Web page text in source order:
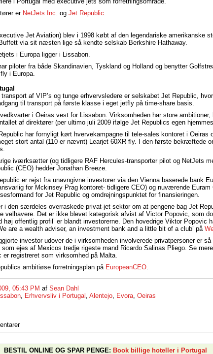
er NetJets Inc . og Jet Republic
Jet Aviation) blev i 1998 købt af den legendariske amerikanske
via sit næsten lige så kendte selskab Berkshire Hathaway.
i Europa ligger i Lissabon.
piloter fra både Skandinavien, Tyskland og Holland og benytter
i Europa.
af VIP’s og tunge erhvervsledere er selskabet Jet Republic,
til transport på første klasse i eget jetfly på time-share basis.
i Oeiras vest for Lissabon. Virksomheden har store ambitioner,
af direktører (per ultimo juli 2009 ifølge Jet Republics egen
har fornyligt kørt hvervekampagne til tele-sales kontoret i Oeiras
stort antal (110 er nævnt) Learjet 60XR fly. I den første bekræftede
iværksætter (og tidligere RAF Hercules-transporter pilot og NetJets
(CEO) hedder Jonathan Breeze.
er rejst fra unavngivne investorer via den Vienna baserede bank
for Mckinsey Prag kontoret- tidligere CEO) og nuværende Euram
for Jet Republic og omdrejningspunktet for finansieringen.
i den særdeles overraskede privat-jet sektor om at pengene bag Jet
velhavere. Det er ikke blevet kategorisk afvist af Victor Popovic, som
høj offentlig profil’ er blandt investorerne. Den hovedrige Viktor Popovic
are a wealth adviser, an investment bank and a little bit of a club’ på
investor udover de i virksomheden involverede privatpersoner er
ejes af Mexicos tredje rigeste mand Ricardo Salinas Pliego. Se
er registreret som virksomhed på Malta.
ambitiøse forretningsplan på EuropeanCEO
05:43 PM af Sean Dahl
, Erhvervsliv i Portugal , Alentejo, Evora, Oeiras
BESTIL ONLINE OG SPAR PENGE: Book billige hoteller i Portugal